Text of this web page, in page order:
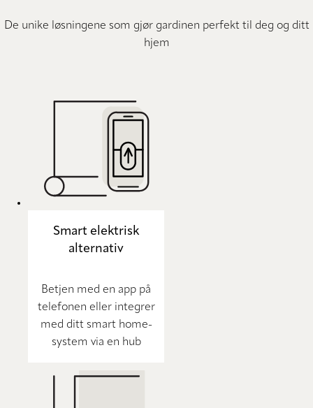
De unike løsningene som gjør gardinen perfekt til deg og ditt
hjem
Smart elektrisk
alternativ
Betjen med en app på
telefonen eller integrer
med ditt smart home-
system via en hub